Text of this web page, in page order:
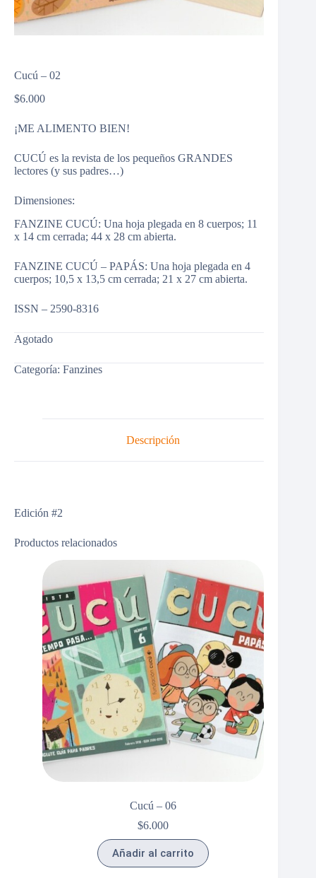
Cucú – 02
$6.000
¡ME ALIMENTO BIEN!
CUCÚ es la revista de los pequeños GRANDES
lectores (y sus padres…)
Dimensiones:
FANZINE CUCÚ: Una hoja plegada en 8 cuerpos; 11
x 14 cm cerrada; 44 x 28 cm abierta.
FANZINE CUCÚ – PAPÁS: Una hoja plegada en 4
cuerpos; 10,5 x 13,5 cm cerrada; 21 x 27 cm abierta.
ISSN – 2590-8316
Agotado
Categoría: Fanzines
Descripción
Edición #2
Productos relacionados
Cucú – 06
$6.000
Añadir al carrito